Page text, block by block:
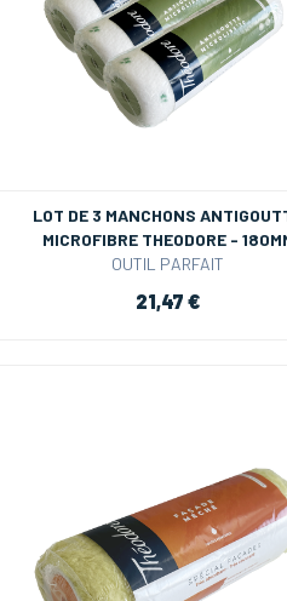
LOT DE 3 MANCHONS
MICROFIBRE THEODORE -
OUTIL PARFAIT
21,47 €